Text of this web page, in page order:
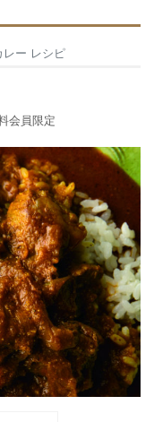
レー レシピ
会員限定